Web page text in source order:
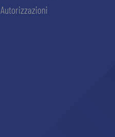
Autorizzazioni